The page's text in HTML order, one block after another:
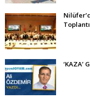
‘KAZA’